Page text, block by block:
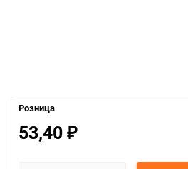
Розница
53,40 ₽